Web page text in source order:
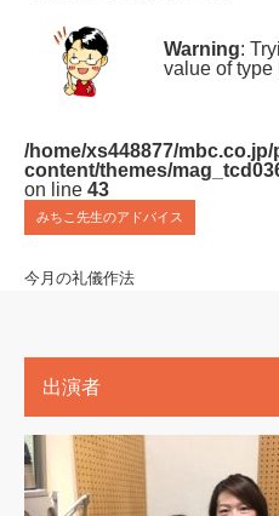
Warning:
value of type
/home/xs448877/
content/themes/
on line 43
みちこ先生のアドバイス
今月の礼儀作法
出演者